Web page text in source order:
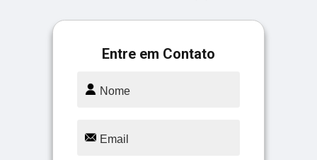
Entre em Contato